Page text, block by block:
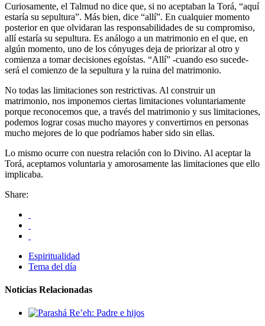
Curiosamente, el Talmud no dice que, si no aceptaban la Torá, “aquí
estaría su sepultura”. Más bien, dice “allí”. En cualquier momento
posterior en que olvidaran las responsabilidades de su compromiso,
allí estaría su sepultura. Es análogo a un matrimonio en el que, en
algún momento, uno de los cónyuges deja de priorizar al otro y
comienza a tomar decisiones egoístas. “Allí” -cuando eso sucede-
será el comienzo de la sepultura y la ruina del matrimonio.
No todas las limitaciones son restrictivas. Al construir un
matrimonio, nos imponemos ciertas limitaciones voluntariamente
porque reconocemos que, a través del matrimonio y sus limitaciones,
podemos lograr cosas mucho mayores y convertirnos en personas
mucho mejores de lo que podríamos haber sido sin ellas.
Lo mismo ocurre con nuestra relación con lo Divino. Al aceptar la
Torá, aceptamos voluntaria y amorosamente las limitaciones que ello
implicaba.
Share:
Espiritualidad
Tema del día
Noticias Relacionadas